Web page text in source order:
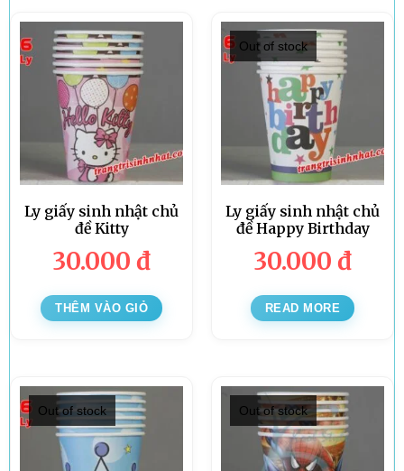
Ly giấy sinh nhật chủ
đề Kitty
30.000 đ
THÊM VÀO GIỎ
Out of stock
Ly giấy sinh nhật chủ
đề Happy Birthday
30.000 đ
READ MORE
Out of stock Out of stock